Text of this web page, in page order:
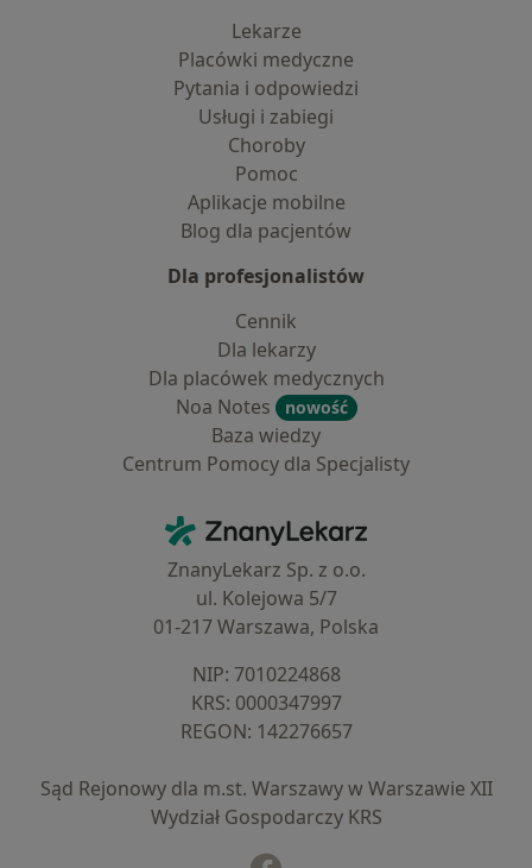
Lekarze
Placówki medyczne
Pytania i odpowiedzi
Usługi i zabiegi
Choroby
Pomoc
Aplikacje mobilne
Blog dla pacjentów
Dla profesjonalistów
Cennik
Dla lekarzy
Dla placówek medycznych
Noa Notes
nowość
Baza wiedzy
Centrum Pomocy dla Specjalisty
ZnanyLekarz - Strona główna
ZnanyLekarz Sp. z o.o.
ul. Kolejowa 5/7
01-217 Warszawa, Polska
NIP: ⁠7010224868
KRS: ⁠0000347997
REGON: ⁠142276657
Sąd Rejonowy dla m.st. Warszawy w Warszawie XII
Wydział Gospodarczy KRS